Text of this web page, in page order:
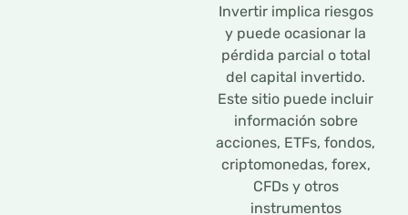
Invertir implica riesgos
y puede ocasionar la
pérdida parcial o total
del capital invertido.
Este sitio puede incluir
información sobre
acciones, ETFs, fondos,
criptomonedas, forex,
CFDs y otros
instrumentos